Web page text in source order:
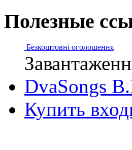
Полезные
Безкоштовні оголошення
DvaSongs
Купить